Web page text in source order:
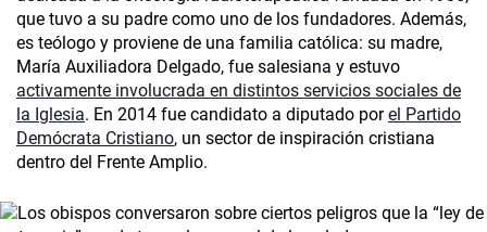
que tuvo a su padre como uno de los fundadores. Además,
es teólogo y proviene de una familia católica: su madre,
María Auxiliadora Delgado, fue salesiana y estuvo
activamente involucrada en distintos servicios sociales de
la Iglesia. En 2014 fue candidato a diputado porel Partido
Demócrata Cristiano, un sector de inspiración cristiana
dentro del Frente Amplio.